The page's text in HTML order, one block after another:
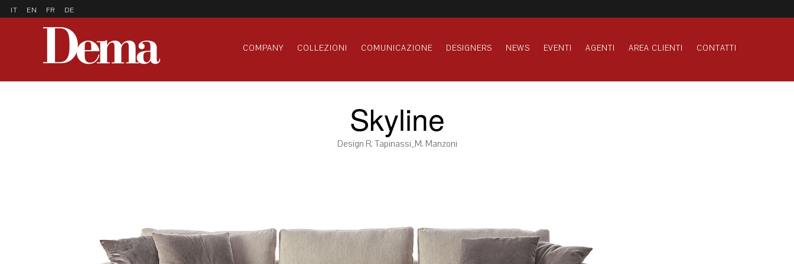
IT EN FR DE
COMPANY COLLEZIONI COMUNICAZIONE DESIGNERS NEWS EVENTI AGENTI AREA CLIENTI CONTATTI
Skyline
Design R. Tapinassi_M. Manzoni